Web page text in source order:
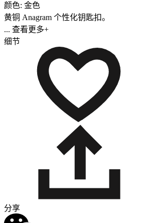
颜色: 金色
黄铜 Anagram 个性化钥匙扣。
... 查看更多+
细节
分享